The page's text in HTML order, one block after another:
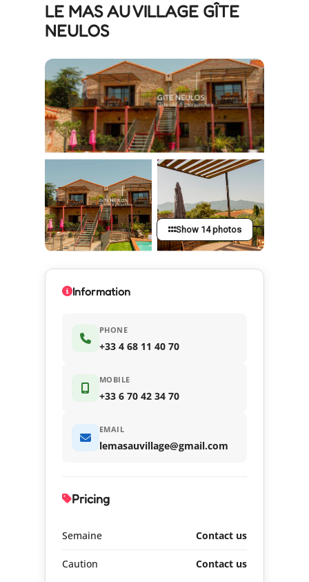
LE MAS AU VILLAGE GÎTE
NEULOS
Show 14 photos
Information
PHONE
+33 4 68 11 40 70
MOBILE
+33 6 70 42 34 70
EMAIL
lemasauvillage@gmail.com
Pricing
Semaine Contact us
Caution Contact us